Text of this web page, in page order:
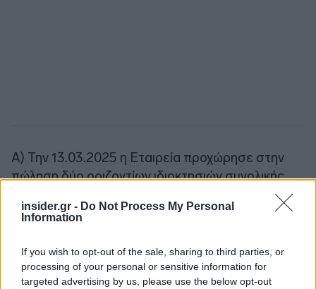
insider.gr - Do Not Process My Personal
Information
If you wish to opt-out of the sale, sharing to third parties, or
processing of your personal or sensitive information for
targeted advertising by us, please use the below opt-out
Α) Την 13.03.2025 η Εταιρεία προχώρησε στην
πώληση δύο οριζοντίων ιδιοκτησιών συνολικής
επιφάνειας 1.406 τ.μ., και συγκεκριμένα τον 12ο
και 13ο όροφο του Κτιρίου Α του Πύργου Αθηνών
Μεσογείων στην Αθήνα, έναντι συνολικού
τιμήματος 4,2 εκατ. ευρώ